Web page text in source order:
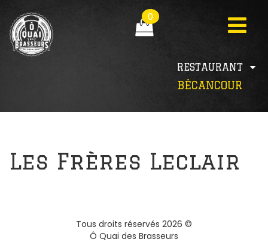
RESTAURANT
BÉCANCOUR
0
Les Frères Leclair
Tous droits réservés 2026 ©
Ô Quai des Brasseurs